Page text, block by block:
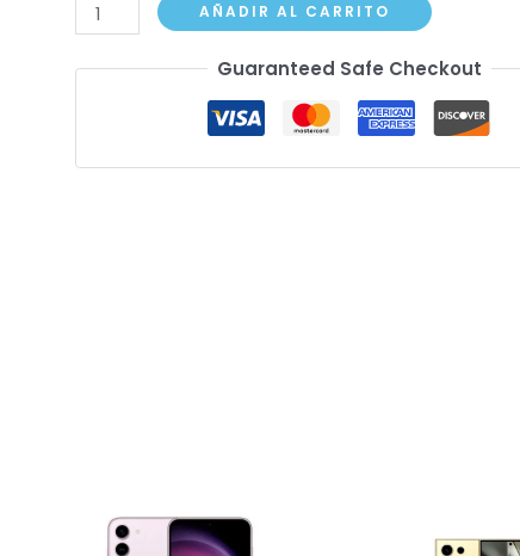
Samsung
Galaxy
S21
AÑADIR AL CARRITO
Guaranteed Safe Checkout